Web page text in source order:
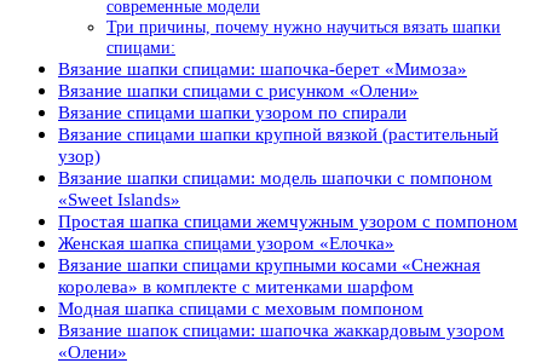
современные модели
Три причины, почему нужно научиться вязать шапки
спицами:
Вязание шапки спицами: шапочка-берет «Мимоза»
Вязание шапки спицами с рисунком «Олени»
Вязание спицами шапки узором по спирали
Вязание спицами шапки крупной вязкой (растительный
узор)
Вязание шапки спицами: модель шапочки с помпоном
«Sweet Islands»
Простая шапка спицами жемчужным узором с помпоном
Женская шапка спицами узором «Елочка»
Вязание шапки спицами крупными косами «Снежная
королева» в комплекте с митенками шарфом
Модная шапка спицами с меховым помпоном
Вязание шапок спицами: шапочка жаккардовым узором
«Олени»